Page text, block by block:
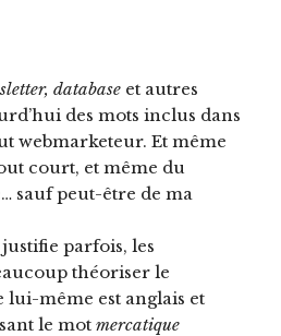
database et autres
des mots inclus dans
webmarketeur. Et même
court, et même du
sauf peut-être de ma
parfois, les
théoriser le
même est anglais et
le motmercatique